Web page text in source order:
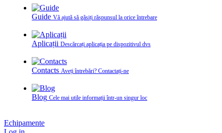
Guide Vă ajută să găsiți răspunsul la orice întrebare
Aplicații Descărcați aplicația pe dispozitivul dvs
Contacts Aveți întrebări? Contactați‑ne
Blog Cele mai utile informații într-un singur loc
Echipamente